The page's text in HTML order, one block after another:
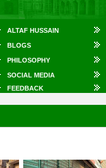
ALTAF HUSSAIN
BLOGS
PHILOSOPHY
SOCIAL MEDIA
FEEDBACK